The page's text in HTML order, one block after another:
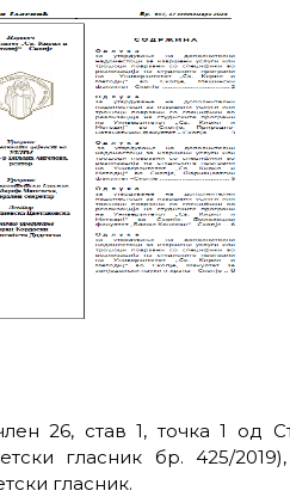
26, став 1, точка 1 од
гласник бр. 425/
гласник.